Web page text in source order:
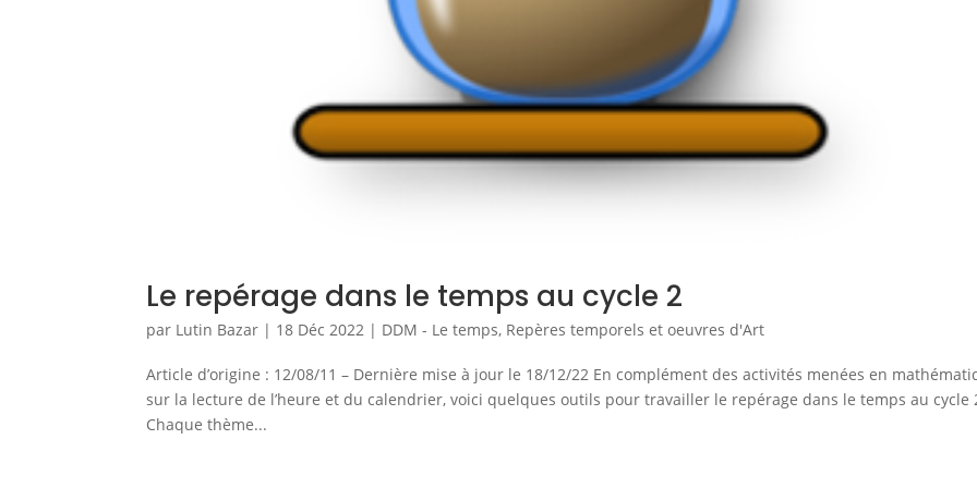
Le repérage dans le temps au cycle 2
par Lutin Bazar | 18 Déc 2022 | DDM - Le temps, Repères temporels et oeuvres d'Art
Article d’origine : 12/08/11 – Dernière mise à jour le 18/12/22 En complément des activités menées en
sur la lecture de l’heure et du calendrier, voici quelques outils pour travailler le repérage dans le temps au cycle
Chaque thème...